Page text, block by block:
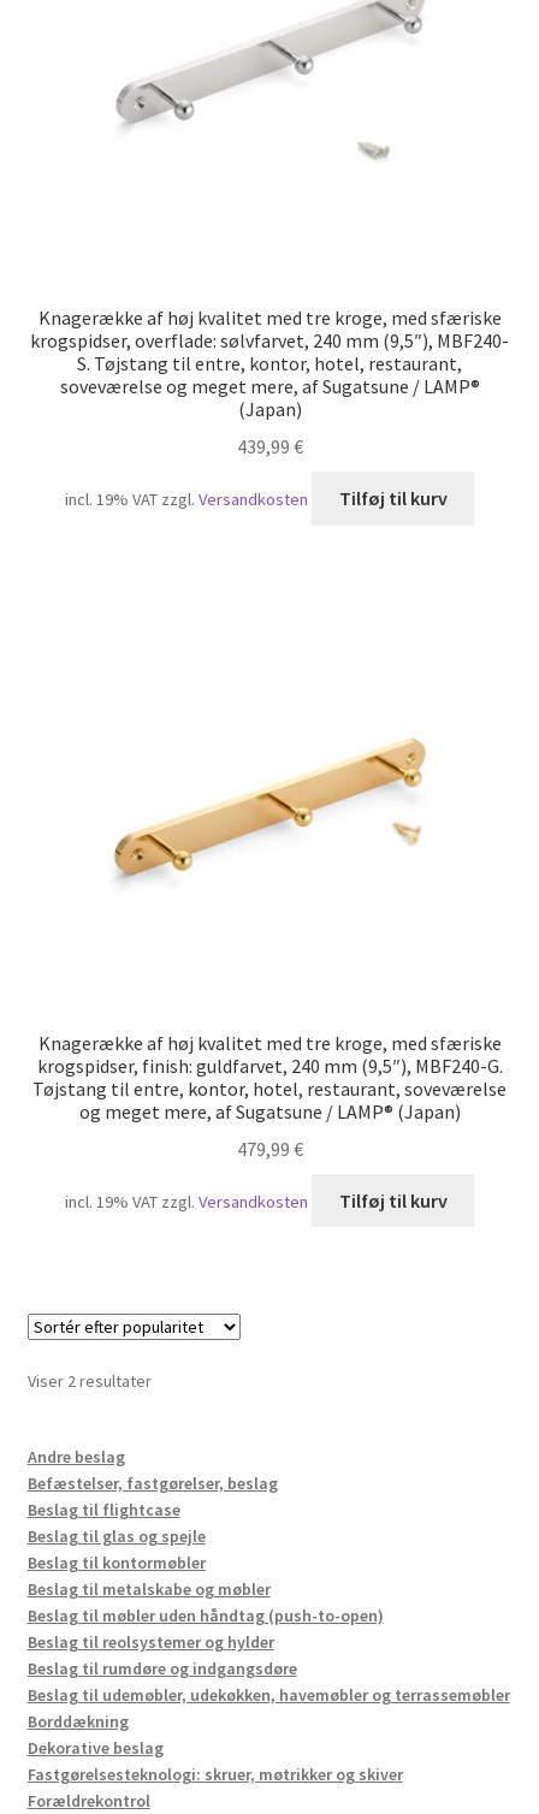
Knagerække af høj kvalitet med tre kroge, med sfæriske
krogspidser, overflade: sølvfarvet, 240 mm (9,5″), MBF240-
S. Tøjstang til entre, kontor, hotel, restaurant,
soveværelse og meget mere, af Sugatsune / LAMP®
(Japan)
439,99 €
incl. 19% VAT zzgl. Versandkosten Tilføj til kurv
Knagerække af høj kvalitet med tre kroge, med sfæriske
krogspidser, finish: guldfarvet, 240 mm (9,5″), MBF240-G.
Tøjstang til entre, kontor, hotel, restaurant, soveværelse
og meget mere, af Sugatsune / LAMP® (Japan)
479,99 €
incl. 19% VAT zzgl. Versandkosten Tilføj til kurv
Viser 2 resultaterSorteret
Andre beslag
Befæstelser, fastgørelser, beslag
Beslag til flightcase
Beslag til glas og spejle
Beslag til kontormøbler
Beslag til metalskabe og møbler
Beslag til møbler uden håndtag (push-to-open)
Beslag til reolsystemer og hylder
Beslag til rumdøre og indgangsdøre
Beslag til udemøbler, udekøkken, havemøbler og terrassemøbler
Borddækning
Dekorative beslag
Fastgørelsesteknologi: skruer, møtrikker og skiver
Forældrekontrol